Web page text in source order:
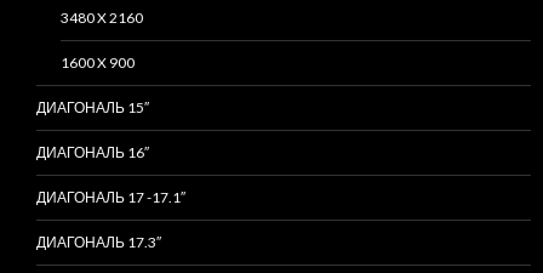
3480 X 2160
1600 X 900
ДИАГОНАЛЬ 15″
ДИАГОНАЛЬ 16″
ДИАГОНАЛЬ 17 -17.1″
ДИАГОНАЛЬ 17.3″